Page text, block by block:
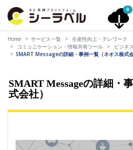
0
Home サービス一覧
生産性向上・テレワーク
コミュニケーション・情報共有ツール
ビジネ
SMART Messageの詳細・事例一覧（ネオス株式会
SMART Messageの詳細・
式会社）